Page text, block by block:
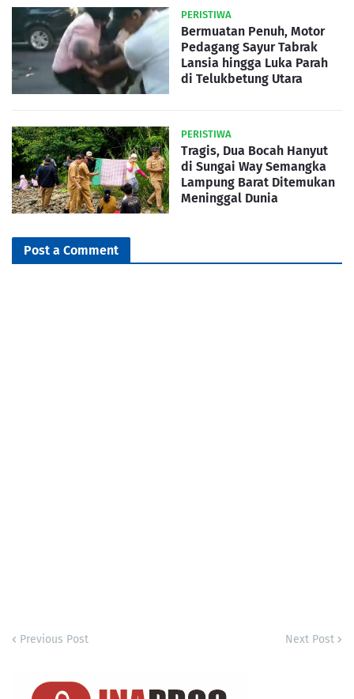
PERISTIWA
Bermuatan Penuh, Motor
Pedagang Sayur Tabrak
Lansia hingga Luka Parah
di Telukbetung Utara
PERISTIWA
Tragis, Dua Bocah Hanyut
di Sungai Way Semangka
Lampung Barat Ditemukan
Meninggal Dunia
Post a Comment
Previous Post Next Post